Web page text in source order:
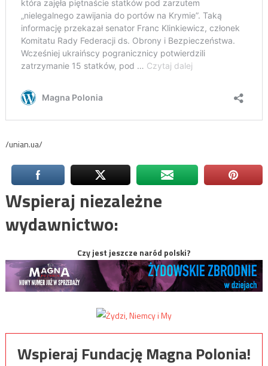
/unian.ua/
Wspieraj niezależne
wydawnictwo:
Czy jest jeszcze naród polski?
Wspieraj Fundację Magna Polonia!